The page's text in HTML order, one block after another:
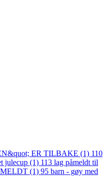
ER TILBAKE (1) 110
julecup (1) 113 lag påmeldt til
(1) 95 barn - gøy med